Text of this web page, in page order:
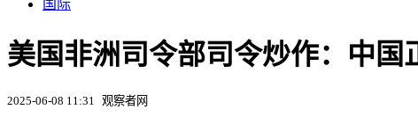
国际
美国非洲司令部司令炒作：中
2025-06-08 11:31 观察者网